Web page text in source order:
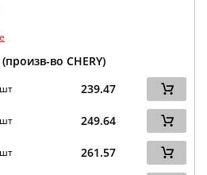
во CHERY)
239.47
249.64
261.57